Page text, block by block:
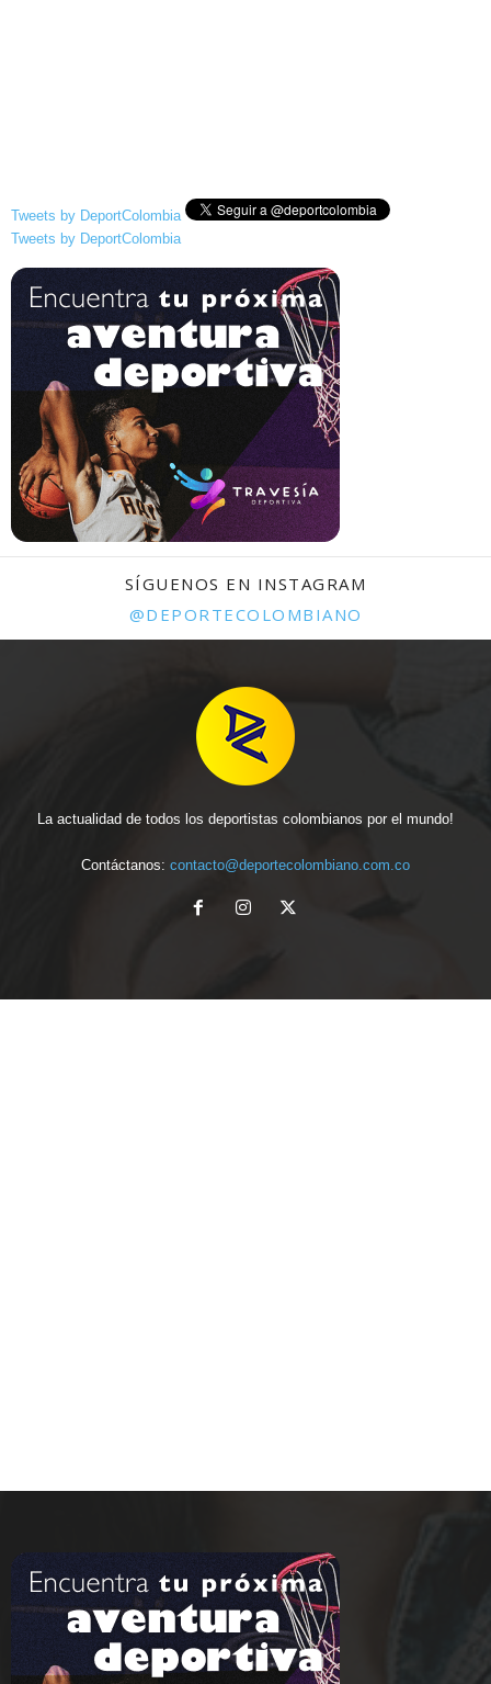
Tweets by DeportColombia
Tweets by DeportColombia
SÍGUENOS EN INSTAGRAM
@DEPORTECOLOMBIANO
La actualidad de todos los deportistas colombianos por el mundo!
Contáctanos: contacto@deportecolombiano.com.co